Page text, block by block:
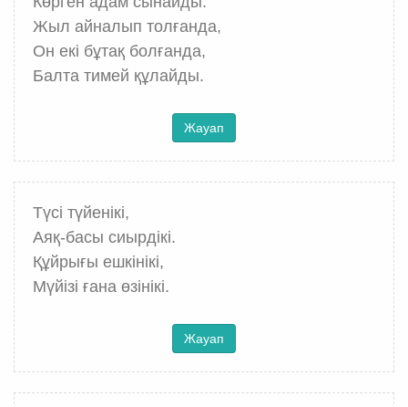
Жыл айналып толғанда,
Он екі бұтақ болғанда,
Балта тимей құлайды.
Жауап
Түсі түйенікі,
Аяқ-басы сиырдікі.
Құйрығы ешкінікі,
Мүйізі ғана өзінікі.
Жауап